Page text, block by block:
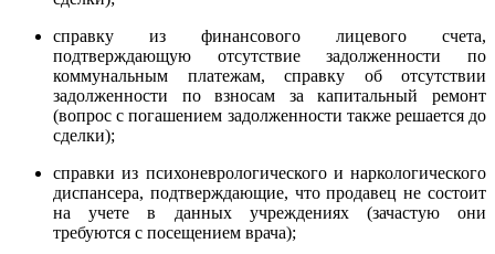
справку из финансового лицевого счета,
подтверждающую отсутствие задолженности по
коммунальным платежам, справку об отсутствии
задолженности по взносам за капитальный ремонт
(вопрос с погашением задолженности также решается до
сделки);
справки из психоневрологического и наркологического
диспансера, подтверждающие, что продавец не состоит
на учете в данных учреждениях (зачастую они
требуются с посещением врача);